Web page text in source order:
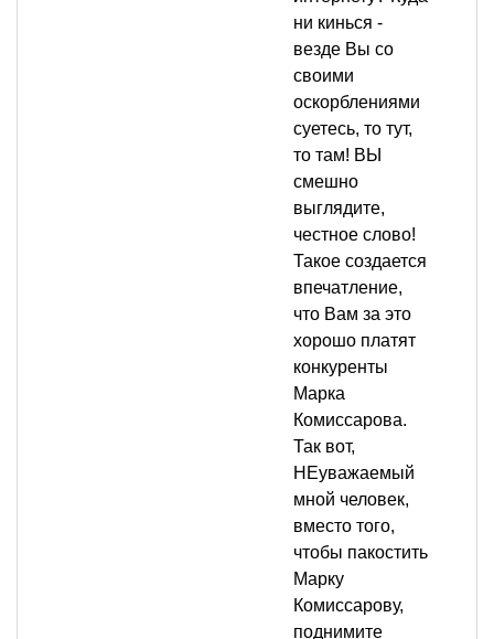
ни кинься -
везде Вы со
своими
оскорблениями
суетесь, то тут,
то там! ВЫ
смешно
выглядите,
честное слово!
Такое создается
впечатление,
что Вам за это
хорошо платят
конкуренты
Марка
Комиссарова.
Так вот,
НЕуважаемый
мной человек,
вместо того,
чтобы пакостить
Марку
Комиссарову,
поднимите